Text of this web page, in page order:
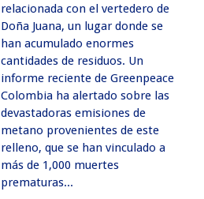
relacionada con el vertedero de
Doña Juana, un lugar donde se
han acumulado enormes
cantidades de residuos. Un
informe reciente de Greenpeace
Colombia ha alertado sobre las
devastadoras emisiones de
metano provenientes de este
relleno, que se han vinculado a
más de 1,000 muertes
prematuras...